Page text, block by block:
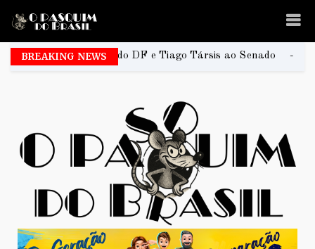
BREAKING NEWS
DF e Tiago Társis ao Senado 2026 João Rodrigues